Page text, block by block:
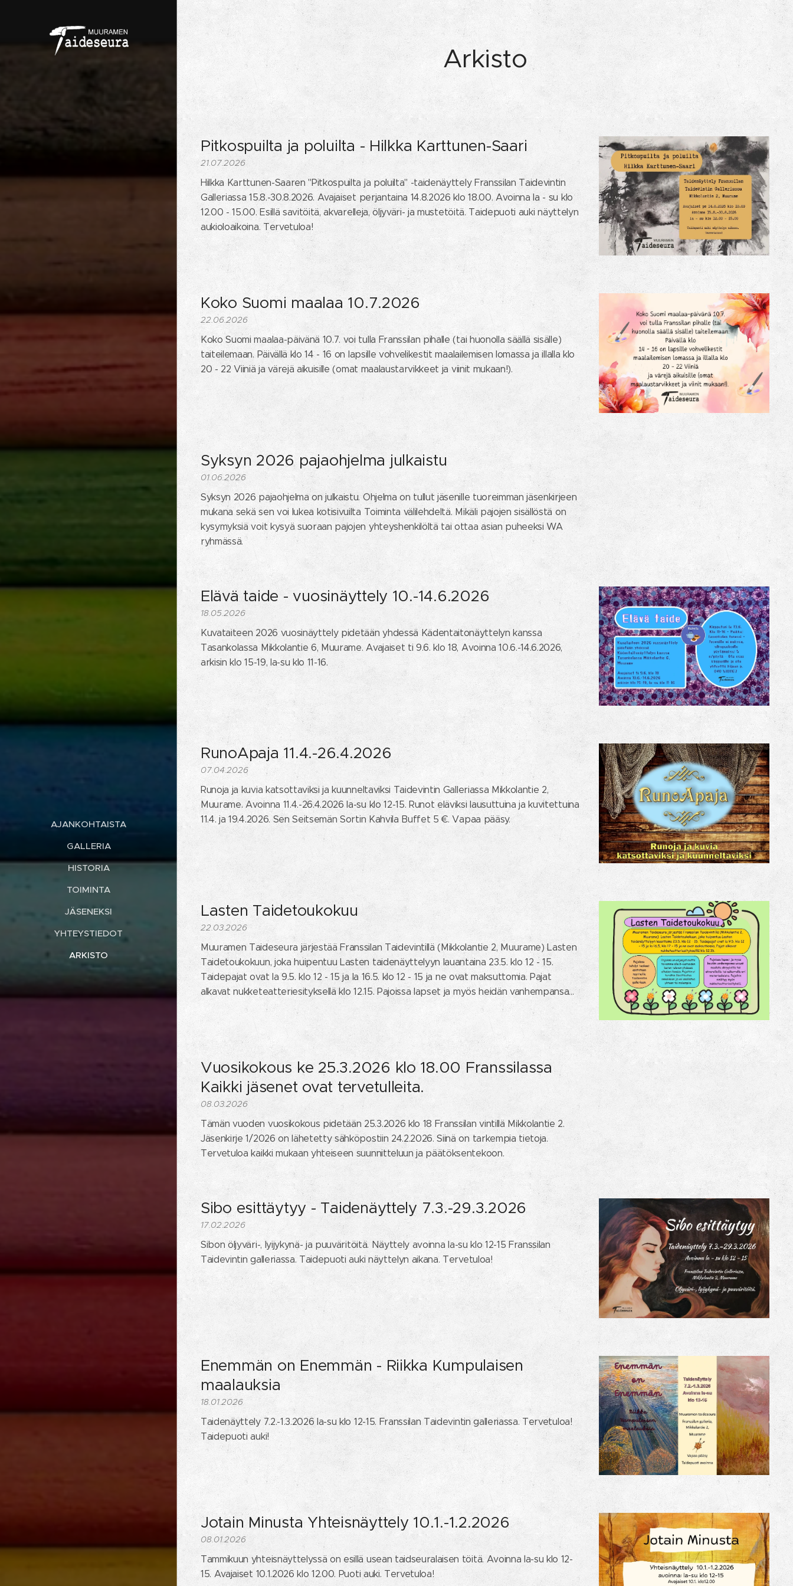
AJANKOHTAISTA
GALLERIA
HISTORIA
TOIMINTA
JÄSENEKSI
YHTEYSTIEDOT
ARKISTO
Arkisto
Pitkospuilta ja poluilta - Hilkka Karttunen-Saari
21.07.2026
Hilkka Karttunen-Saaren "Pitkospuilta ja poluilta" -taidenäyttely Franssilan Taidevintin
Galleriassa 15.8.-30.8.2026. Avajaiset perjantaina 14.8.2026 klo 18.00. Avoinna la - su klo
12.00 - 15.00. Esillä savitöitä, akvarelleja, öljyväri- ja mustetöitä. Taidepuoti auki näyttelyn
aukioloaikoina. Tervetuloa!
Koko Suomi maalaa 10.7.2026
22.06.2026
Koko Suomi maalaa-päivänä 10.7. voi tulla Franssilan pihalle (tai huonolla säällä sisälle)
taiteilemaan. Päivällä klo 14 - 16 on lapsille vohvelikestit maalailemisen lomassa ja illalla klo
20 - 22 Viiniä ja värejä aikuisille (omat maalaustarvikkeet ja viinit mukaan!).
Syksyn 2026 pajaohjelma julkaistu
01.06.2026
Syksyn 2026 pajaohjelma on julkaistu. Ohjelma on tullut jäsenille tuoreimman jäsenkirjeen
mukana sekä sen voi lukea kotisivuilta Toiminta välilehdeltä. Mikäli pajojen sisällöstä on
kysymyksiä voit kysyä suoraan pajojen yhteyshenkilöltä tai ottaa asian puheeksi WA
ryhmässä.
Elävä taide - vuosinäyttely 10.-14.6.2026
18.05.2026
Kuvataiteen 2026 vuosinäyttely pidetään yhdessä Kädentaitonäyttelyn kanssa
Tasankolassa Mikkolantie 6, Muurame. Avajaiset ti 9.6. klo 18, Avoinna 10.6.-14.6.2026,
arkisin klo 15-19, la-su klo 11-16.
RunoApaja 11.4.-26.4.2026
07.04.2026
Runoja ja kuvia katsottaviksi ja kuunneltaviksi Taidevintin Galleriassa Mikkolantie 2,
Muurame. Avoinna 11.4.-26.4.2026 la-su klo 12-15. Runot eläviksi lausuttuina ja kuvitettuina
11.4. ja 19.4.2026. Sen Seitsemän Sortin Kahvila Buffet 5 €. Vapaa pääsy.
Lasten Taidetoukokuu
22.03.2026
Muuramen Taideseura järjestää Franssilan Taidevintillä (Mikkolantie 2, Muurame) Lasten
Taidetoukokuun, joka huipentuu Lasten taidenäyttelyyn lauantaina 23.5. klo 12 - 15.
Taidepajat ovat la 9.5. klo 12 - 15 ja la 16.5. klo 12 - 15 ja ne ovat maksuttomia. Pajat
alkavat nukketeatteriesityksellä klo 12.15. Pajoissa lapset ja myös heidän vanhempansa...
Vuosikokous ke 25.3.2026 klo 18.00 Franssilassa
Kaikki jäsenet ovat tervetulleita.
08.03.2026
Tämän vuoden vuosikokous pidetään 25.3.2026 klo 18 Franssilan vintillä Mikkolantie 2.
Jäsenkirje 1/2026 on lähetetty sähköpostiin 24.2.2026. Siinä on tarkempia tietoja.
Tervetuloa kaikki mukaan yhteiseen suunnitteluun ja päätöksentekoon.
Sibo esittäytyy - Taidenäyttely 7.3.-29.3.2026
17.02.2026
Sibon öljyväri-, lyijykynä- ja puuväritöitä. Näyttely avoinna la-su klo 12-15 Franssilan
Taidevintin galleriassa. Taidepuoti auki näyttelyn aikana. Tervetuloa!
Enemmän on Enemmän - Riikka Kumpulaisen
maalauksia
18.01.2026
Taidenäyttely 7.2.-1.3.2026 la-su klo 12-15. Franssilan Taidevintin galleriassa. Tervetuloa!
Taidepuoti auki!
Jotain Minusta Yhteisnäyttely 10.1.-1.2.2026
08.01.2026
Tammikuun yhteisnäyttelyssä on esillä usean taidseuralaisen töitä. Avoinna la-su klo 12-
15. Avajaiset 10.1.2026 klo 12.00. Puoti auki. Tervetuloa!